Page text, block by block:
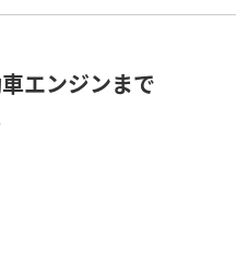
エンジンまで